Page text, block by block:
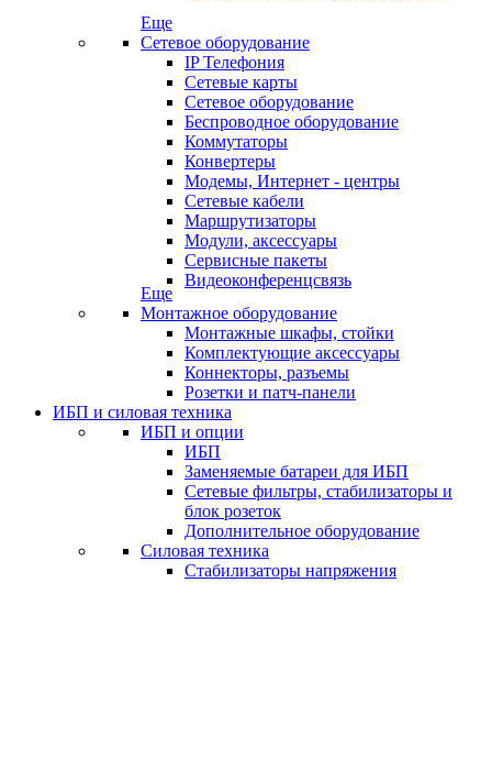
Еще
Сетевое оборудование
IP Телефония
Сетевые карты
Сетевое оборудование
Беспроводное оборудование
Коммутаторы
Конвертеры
Модемы, Интернет - центры
Сетевые кабели
Маршрутизаторы
Модули, аксессуары
Сервисные пакеты
Видеоконференцсвязь
Еще
Монтажное оборудование
Монтажные шкафы, стойки
Комплектующие аксессуары
Коннекторы, разъемы
Розетки и патч-панели
ИБП и силовая техника
ИБП и опции
ИБП
Заменяемые батареи для ИБП
Сетевые фильтры, стабилизаторы и
блок розеток
Дополнительное оборудование
Силовая техника
Стабилизаторы напряжения